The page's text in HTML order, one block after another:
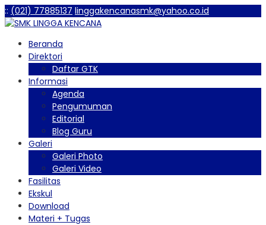
:: (021) 77885137 linggakencanasmk@yahoo.co.id
Beranda
Direktori
Daftar GTK
Informasi
Agenda
Pengumuman
Editorial
Blog Guru
Galeri
Galeri Photo
Galeri Video
Fasilitas
Ekskul
Download
Materi + Tugas